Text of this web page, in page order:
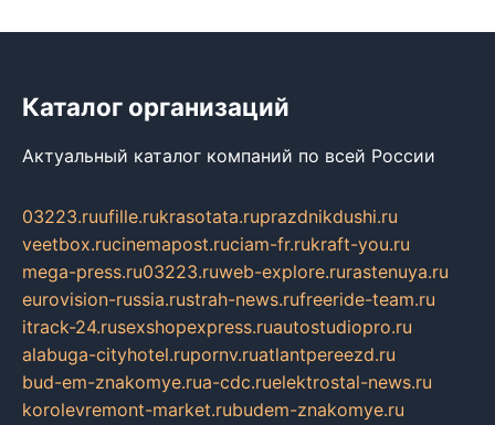
Каталог организаций
Актуальный каталог компаний по всей России
03223.ruufille.rukrasotata.ruprazdnikdushi.ru
veetbox.rucinemapost.ruciam-fr.rukraft-you.ru
mega-press.ru03223.ruweb-explore.rurastenuya.ru
eurovision-russia.rustrah-news.rufreeride-team.ru
itrack-24.rusexshopexpress.ruautostudiopro.ru
alabuga-cityhotel.rupornv.ruatlantpereezd.ru
bud-em-znakomye.rua-cdc.ruelektrostal-news.ru
korolevremont-market.rubudem-znakomye.ru